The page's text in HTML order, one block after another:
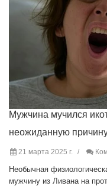
Мужчина мучился
неожиданную
21 марта 2025 г.
Необычная
мужчину из Ливана на